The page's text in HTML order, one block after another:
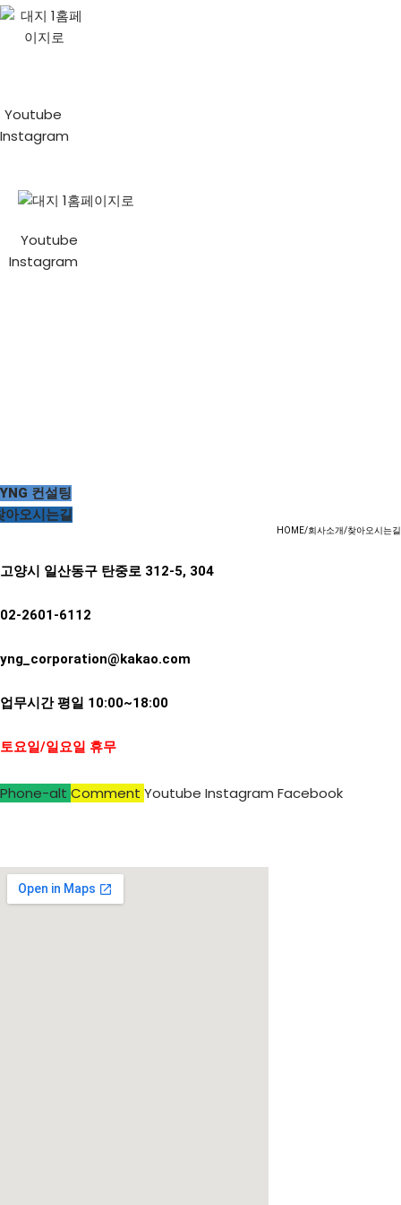
로
건
기
Youtube
Instagram
Youtube
Instagram
YNG 컨설팅
아오시는길
HOME/회사소개/찾아오시는길
고양시 일산동구 탄중로 312-5, 304
02-2601-6112
yng_corporation@kakao.com
업무시간 평일 10:00~18:00
토요일/일요일 휴무
Phone-alt Comment Youtube Instagram Facebook